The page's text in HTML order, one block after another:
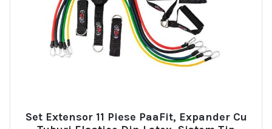
Set Extensor 11 Piese PaaFit, Expander Cu